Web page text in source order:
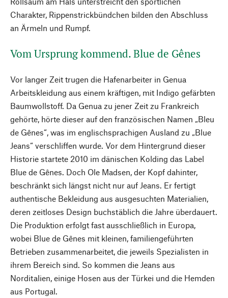
Charakter, Rippenstrickbündchen bilden den Abschluss
an Ärmeln und Rumpf.
Vom Ursprung kommend. Blue de Gênes
Vor langer Zeit trugen die Hafenarbeiter in Genua
Arbeitskleidung aus einem kräftigen, mit Indigo gefärbten
Baumwollstoff. Da Genua zu jener Zeit zu Frankreich
gehörte, hörte dieser auf den französischen Namen „Bleu
de Gênes“, was im englischsprachigen Ausland zu „Blue
Jeans“ verschliffen wurde. Vor dem Hintergrund dieser
Historie startete 2010 im dänischen Kolding das Label
Blue de Gênes. Doch Ole Madsen, der Kopf dahinter,
beschränkt sich längst nicht nur auf Jeans. Er fertigt
authentische Bekleidung aus ausgesuchten Materialien,
deren zeitloses Design buchstäblich die Jahre überdauert.
Die Produktion erfolgt fast ausschließlich in Europa,
wobei Blue de Gênes mit kleinen, familiengeführten
Betrieben zusammenarbeitet, die jeweils Spezialisten in
ihrem Bereich sind. So kommen die Jeans aus
Norditalien, einige Hosen aus der Türkei und die Hemden
aus Portugal.